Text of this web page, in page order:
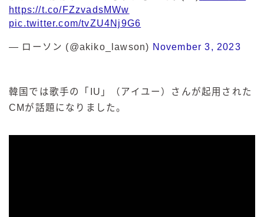
https://t.co/FZzvadsMWw
pic.twitter.com/tvZU4Nj9G6
— ローソン (@akiko_lawson) November 3, 2023
韓国では歌手の「IU」（アイユー）さんが起用された
CMが話題になりました。